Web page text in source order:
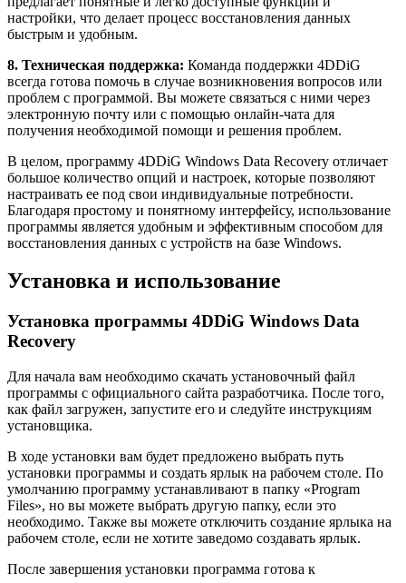
настройки, что делает процесс восстановления данных
быстрым и удобным.
8. Техническая поддержка: Команда поддержки 4DDiG
всегда готова помочь в случае возникновения вопросов или
проблем с программой. Вы можете связаться с ними через
электронную почту или с помощью онлайн-чата для
получения необходимой помощи и решения проблем.
В целом, программу 4DDiG Windows Data Recovery отличает
большое количество опций и настроек, которые позволяют
настраивать ее под свои индивидуальные потребности.
Благодаря простому и понятному интерфейсу, использование
программы является удобным и эффективным способом для
восстановления данных с устройств на базе Windows.
Установка и использование
Установка программы 4DDiG Windows Data
Recovery
Для начала вам необходимо скачать установочный файл
программы с официального сайта разработчика. После того,
как файл загружен, запустите его и следуйте инструкциям
установщика.
В ходе установки вам будет предложено выбрать путь
установки программы и создать ярлык на рабочем столе. По
умолчанию программу устанавливают в папку «Program
Files», но вы можете выбрать другую папку, если это
необходимо. Также вы можете отключить создание ярлыка на
рабочем столе, если не хотите заведомо создавать ярлык.
После завершения установки программа готова к